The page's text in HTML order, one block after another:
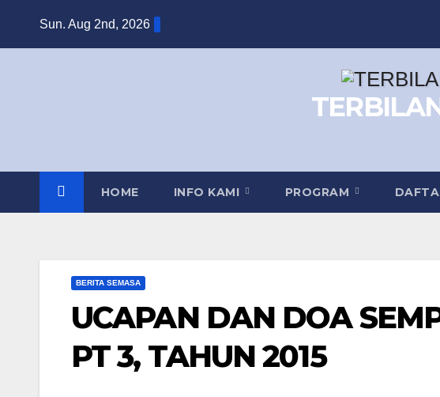
Sun. Aug 2nd, 2026
HOME INFO KAMI PROGRAM
BERITA SEMASA
UCAPAN DAN DOA
PT 3, TAHUN 2015